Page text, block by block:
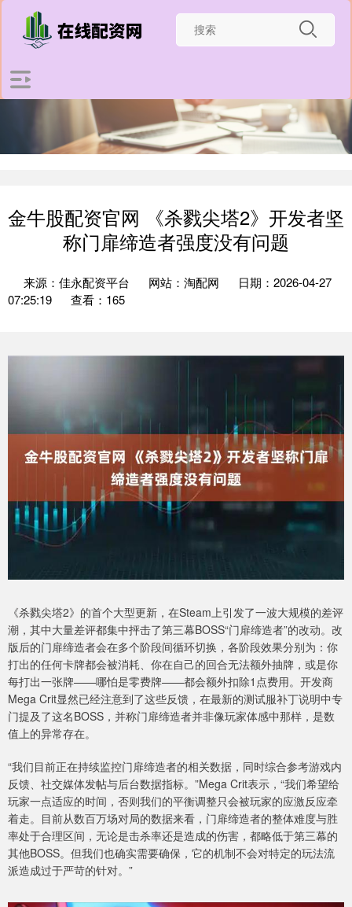
金牛股配资官网 《杀戮尖塔2》开发者坚
称门扉缔造者强度没有问题
来源：佳永配资平台 网站：淘配网
日期：2026-04-27
07:25:19
查看：165
《杀戮尖塔2》的首个大型更新，在Steam上引发了一波大规模的差评
潮，其中大量差评都集中抨击了第三幕BOSS“门扉缔造者”的改动。改
版后的门扉缔造者会在多个阶段间循环切换，各阶段效果分别为：你
打出的任何卡牌都会被消耗、你在自己的回合无法额外抽牌，或是你
每打出一张牌——哪怕是零费牌——都会额外扣除1点费用。开发商
Mega Crit显然已经注意到了这些反馈，在最新的测试服补丁说明中专
门提及了这名BOSS，并称门扉缔造者并非像玩家体感中那样，是数
值上的异常存在。
“我们目前正在持续监控门扉缔造者的相关数据，同时综合参考游戏内
反馈、社交媒体发帖与后台数据指标。”Mega Crit表示，“我们希望给
玩家一点适应的时间，否则我们的平衡调整只会被玩家的应激反应牵
着走。目前从数百万场对局的数据来看，门扉缔造者的整体难度与胜
率处于合理区间，无论是击杀率还是造成的伤害，都略低于第三幕的
其他BOSS。但我们也确实需要确保，它的机制不会对特定的玩法流
派造成过于严苛的针对。”